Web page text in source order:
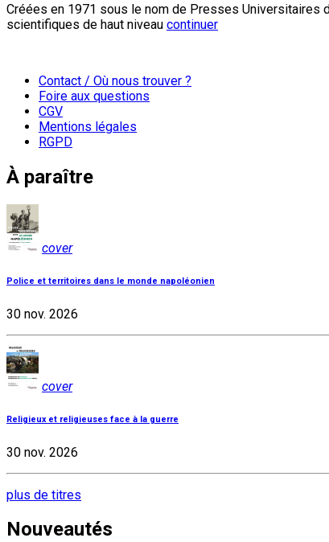
Créées en 1971 sous le nom de Presses Universitaires
scientifiques de haut niveau continuer
Contact / Où nous trouver ?
Foire aux questions
CGV
Mentions légales
RGPD
À paraître
cover
Police et territoires dans le monde napoléonien
30 nov. 2026
cover
Religieux et religieuses face à la guerre
30 nov. 2026
plus de titres
Nouveautés